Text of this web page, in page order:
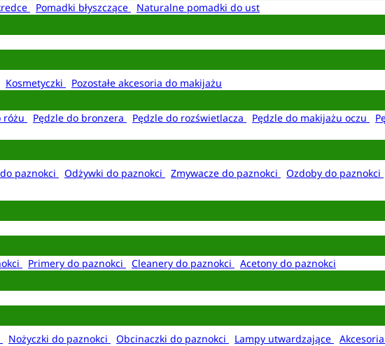
Pomadki błyszczące
Naturalne pomadki do ust
Kosmetyczki
Pozostałe akcesoria do makijażu
różu Pędzle do bronzera Pędzle do rozświetlacza Pędzle do makijażu oczu
paznokci Odżywki do paznokci Zmywacze do paznokci Ozdoby do paznokci
Primery do paznokci Cleanery do paznokci
Acetony do paznokci
Nożyczki do paznokci Obcinaczki do paznokci Lampy utwardzające